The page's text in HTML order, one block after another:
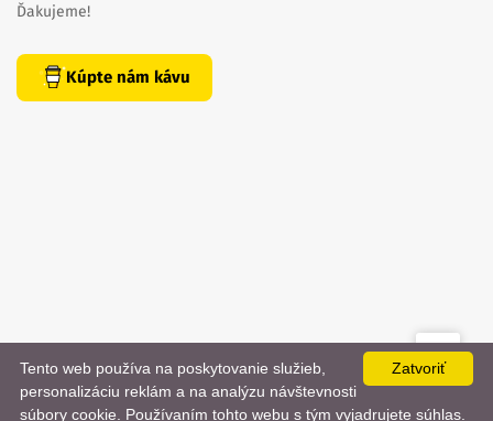
Ďakujeme!
Kúpte nám kávu
created bydanielhrenak.sk
📨
Zatvoriť
Tento web používa na poskytovanie služieb,
personalizáciu reklám a na analýzu návštevnosti
súbory cookie. Používaním tohto webu s tým vyjadrujete súhlas.